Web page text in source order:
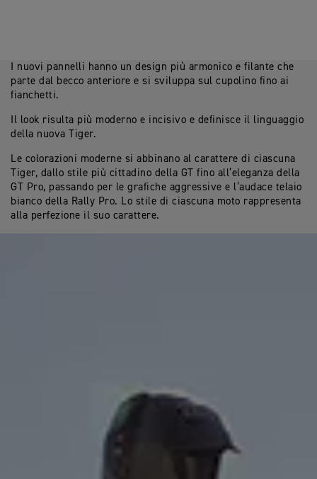
I nuovi pannelli hanno un design più armonico e filante che
parte dal becco anteriore e si sviluppa sul cupolino fino ai
fianchetti.
Il look risulta più moderno e incisivo e definisce il linguaggio
della nuova Tiger.
Le colorazioni moderne si abbinano al carattere di ciascuna
Tiger, dallo stile più cittadino della GT fino all’eleganza della
GT Pro, passando per le grafiche aggressive e l’audace telaio
bianco della Rally Pro. Lo stile di ciascuna moto rappresenta
alla perfezione il suo carattere.